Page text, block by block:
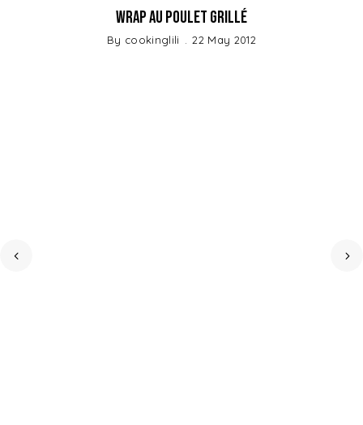
Wrap au Poulet grillé
By cookinglili 22 May 2012